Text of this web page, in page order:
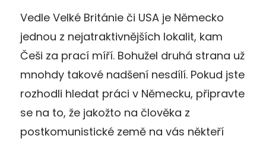
Vedle Velké Británie či USA je Německo
jednou z nejatraktivnějších lokalit, kam
Češi za prací míří. Bohužel druhá strana už
mnohdy takové nadšení nesdílí. Pokud jste
rozhodli hledat práci v Německu, připravte
se na to, že jakožto na člověka z
postkomunistické země na vás někteří